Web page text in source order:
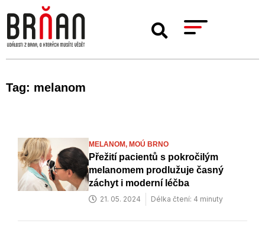
Tag: melanom
MELANOM, MOÚ BRNO
Přežití pacientů s pokročilým
melanomem prodlužuje časný
záchyt i moderní léčba
21. 05. 2024 Délka čtení: 4 minuty